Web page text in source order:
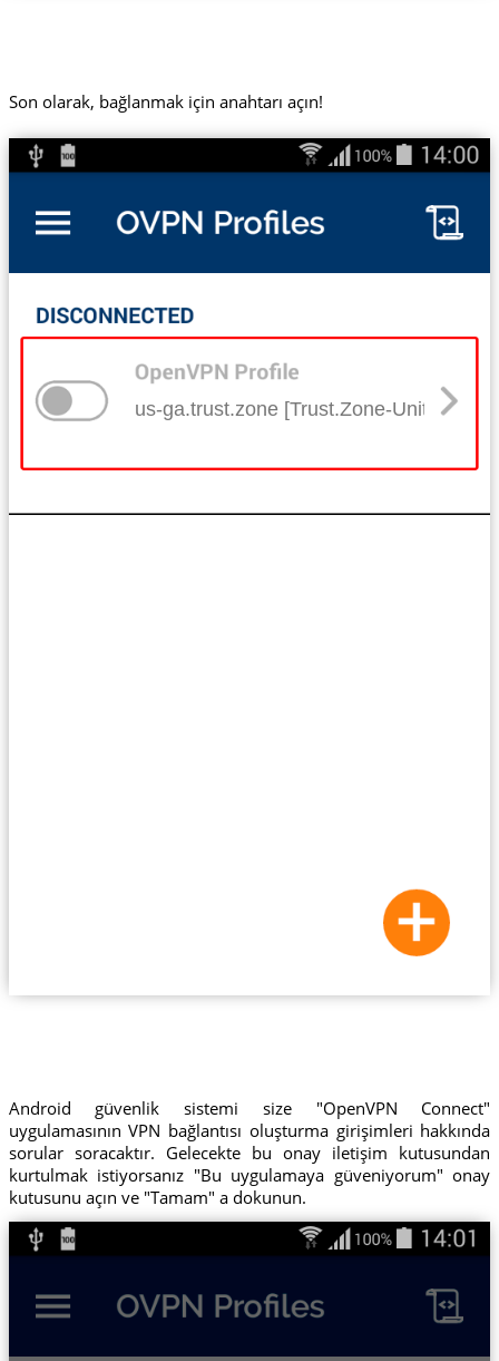
Son olarak, bağlanmak için anahtarı açın!
us-ga.trust.zone [Trust.Zone-United-
Android güvenlik sistemi size "OpenVPN Connect"
uygulamasının VPN bağlantısı oluşturma girişimleri hakkında
sorular soracaktır. Gelecekte bu onay iletişim kutusundan
kurtulmak istiyorsanız "Bu uygulamaya güveniyorum" onay
kutusunu açın ve "Tamam" a dokunun.